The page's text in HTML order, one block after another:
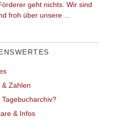
geht nichts. Wir sind
froh über unsere ...
& Zahlen
Tagebucharchiv?
& Infos